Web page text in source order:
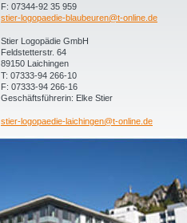
F: 07344-92 35 959
stier-logopaedie-blaubeuren@t-online.de
Stier Logopädie GmbH
Feldstetterstr. 64
89150 Laichingen
T: 07333-94 266-10
F: 07333-94 266-16
Geschäftsführerin: Elke Stier
stier-logopaedie-laichingen@t-online.de
Datenschutz